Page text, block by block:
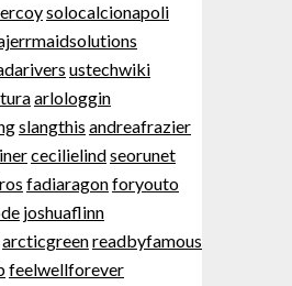
solocalcionapoli
ustechwiki
arlologgin
slangthis andreafrazier
cecilielindseorunet
fadiaragonforyouto
joshuaflinn
arcticgreenreadbyfamous
feelwellforever